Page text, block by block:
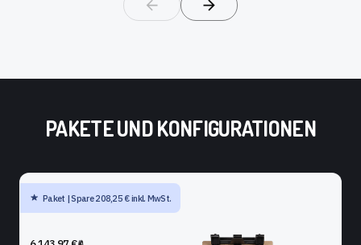
PAKETE UND KONFIGURATIONEN
SHAPER ORIGIN + BENCHPILOT + WORKSTATION +
Paket | Spare 208,25 € inkl. MwSt.